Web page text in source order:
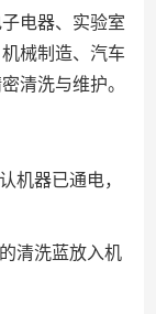
电器、实验室
械制造、汽车
清洗与维护。
机器已通电，
清洗蓝放入机